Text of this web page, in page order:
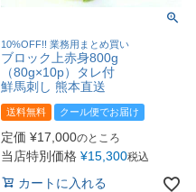
10%OFF!! 業務用まとめ買い
ブロック上赤身800g
（80g×10p）タレ付
鮮馬刺し 熊本直送
送料無料 クール便でお届け
定価 ¥17,000のところ
当店特別価格 ¥15,300税込
カートに入れる